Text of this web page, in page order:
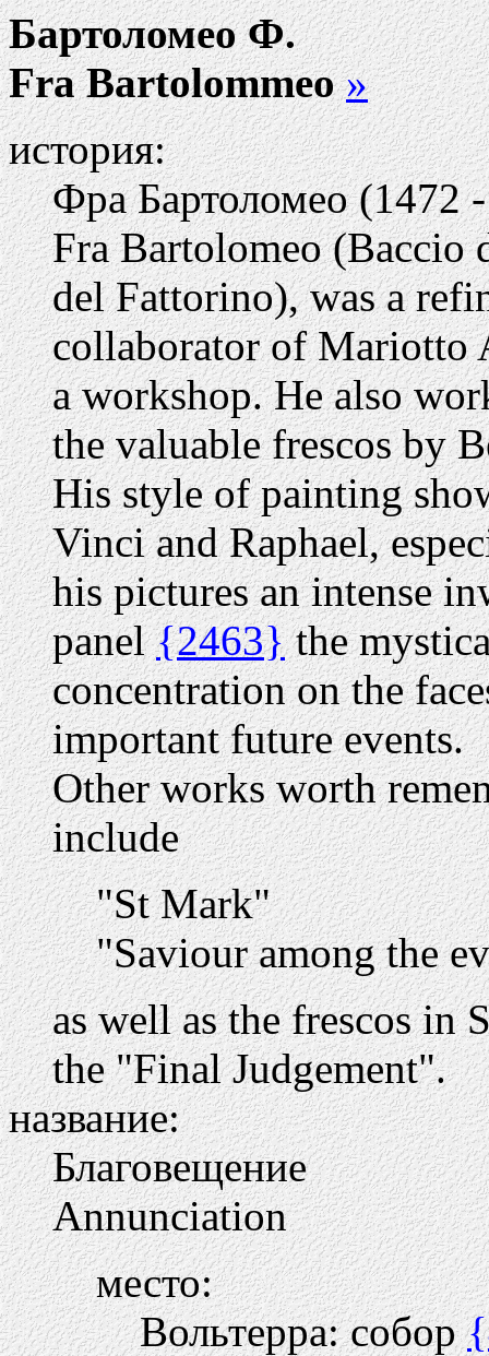
Бартоломео Ф.
Fra Bartolommeo »
история:
Фра Бартоломео (1472
Fra Bartolomeo (Baccio
del Fattorino), was a
collaborator of Mariotto
a workshop. He also
the valuable frescos by
His style of painting
Vinci and Raphael,
his pictures an intense
panel{2463}the
concentration on the
important future events.
Other works worth
include
"St Mark"
"Saviour among the
as well as the frescos in
the "Final Judgement".
название:
Благовещение
Annunciation
место:
Вольтерра: собор